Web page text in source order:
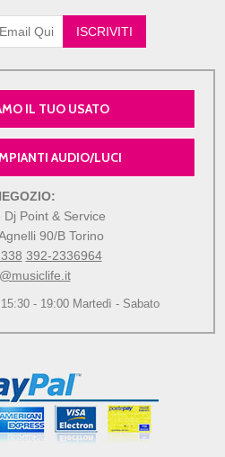
IL TUO USATO
AUDIO/LUCI
Dj Point & Service
90/B Torino
392-2336964
- 19:00 Martedì - Sabato